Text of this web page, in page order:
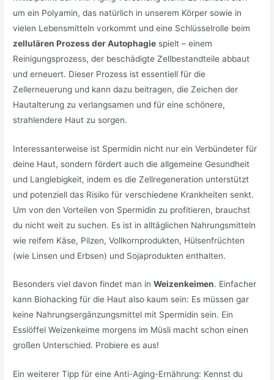
um ein Polyamin, das natürlich in unserem Körper sowie in
vielen Lebensmitteln vorkommt und eine Schlüsselrolle beim
zellulären Prozess der Autophagie spielt – einem
Reinigungsprozess, der beschädigte Zellbestandteile abbaut
und erneuert. Dieser Prozess ist essentiell für die
Zellerneuerung und kann dazu beitragen, die Zeichen der
Hautalterung zu verlangsamen und für eine schönere,
strahlendere Haut zu sorgen.
Interessanterweise ist Spermidin nicht nur ein Verbündeter für
deine Haut, sondern fördert auch die allgemeine Gesundheit
und Langlebigkeit, indem es die Zellregeneration unterstützt
und potenziell das Risiko für verschiedene Krankheiten senkt.
Um von den Vorteilen von Spermidin zu profitieren, brauchst
du nicht weit zu suchen. Es ist in alltäglichen Nahrungsmitteln
wie reifem Käse, Pilzen, Vollkornprodukten, Hülsenfrüchten
(wie Linsen und Erbsen) und Sojaprodukten enthalten.
Besonders viel davon findet man inWeizenkeimen. Einfacher
kann Biohacking für die Haut also kaum sein: Es müssen gar
keine Nahrungsergänzungsmittel mit Spermidin sein. Ein
Esslöffel Weizenkeime morgens im Müsli macht schon einen
großen Unterschied. Probiere es aus!
Ein weiterer Tipp für eine Anti-Aging-Ernährung: Kennst du